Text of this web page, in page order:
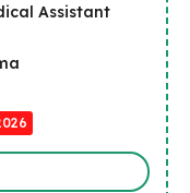
Assistant